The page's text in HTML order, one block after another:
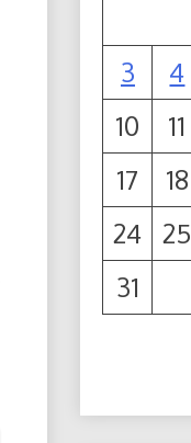
3
4
10
11
17
18
24
25
31